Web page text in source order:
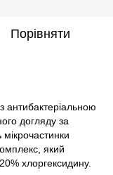
Порівняти
антибактеріальною
догляду за
який
хлоргексидину.